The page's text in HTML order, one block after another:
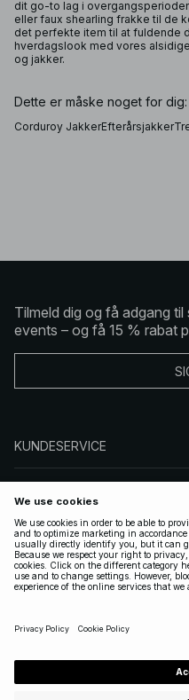
dit go-to lag i
eller faux shearling frakke til de
det perfekte item til at fuldende
hverdagslook med vores
og jakker.
Dette er måske noget for dig:
Corduroy JakkerEfterårsjakker
Tilmeld dig og få adgang
events – og få 15 % rabat
KUNDESERVICE
FØLG OS
GYLDIGE